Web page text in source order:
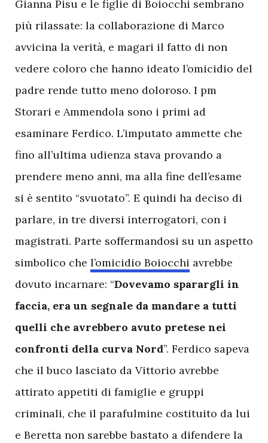
Gianna Pisu e le figlie di Boiocchi sembrano
più rilassate: la collaborazione di Marco
avvicina la verità, e magari il fatto di non
vedere coloro che hanno ideato l’omicidio del
padre rende tutto meno doloroso. I pm
Storari e Ammendola sono i primi ad
esaminare Ferdico. L’imputato ammette che
fino all’ultima udienza stava provando a
prendere meno anni, ma alla fine dell’esame
si è sentito “svuotato”. E quindi ha deciso di
parlare, in tre diversi interrogatori, con i
magistrati. Parte soffermandosi su un aspetto
simbolico che l’omicidio Boiocchi avrebbe
dovuto incarnare: “Dovevamo sparargli in
faccia, era un segnale da mandare a tutti
quelli che avrebbero avuto pretese nei
confronti della curva Nord”. Ferdico sapeva
che il buco lasciato da Vittorio avrebbe
attirato appetiti di famiglie e gruppi
criminali, che il parafulmine costituito da lui
e Beretta non sarebbe bastato a difendere la